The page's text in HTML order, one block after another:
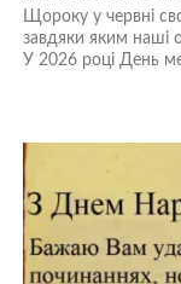
Щороку у червні
завдяки яким наші
У 2026 році День